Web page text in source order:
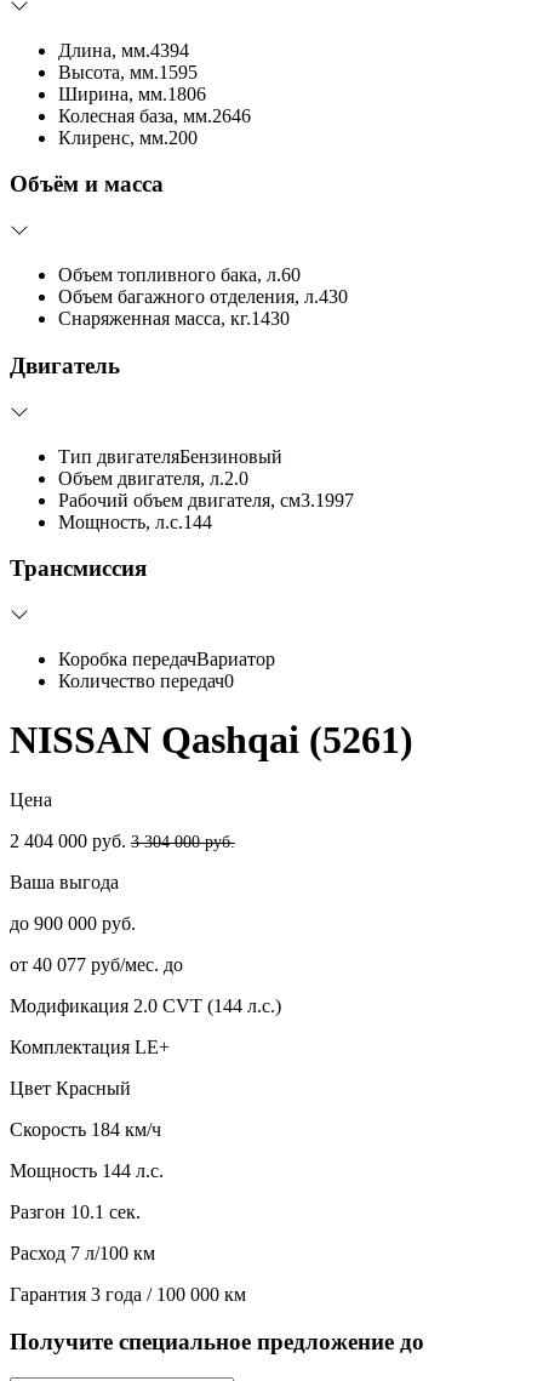
Длина, мм.4394
Высота, мм.1595
Ширина, мм.1806
Колесная база, мм.2646
Клиренс, мм.200
Объём и масса
Объем топливного бака, л.60
Объем багажного отделения, л.430
Снаряженная масса, кг.1430
Двигатель
Тип двигателяБензиновый
Объем двигателя, л.2.0
Рабочий объем двигателя, см3.1997
Мощность, л.с.144
Трансмиссия
Коробка передачВариатор
Количество передач0
NISSAN Qashqai (5261)
Цена
2 404 000 руб. 3 304 000 руб.
Ваша выгода
до 900 000 руб.
от 40 077 руб/мес. до
Модификация 2.0 CVT (144 л.с.)
Комплектация LE+
Цвет Красный
Скорость 184 км/ч
Мощность 144 л.с.
Разгон 10.1 сек.
Расход 7 л/100 км
Гарантия 3 года / 100 000 км
Получите специальное предложение до